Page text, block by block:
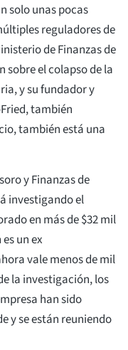
solo unas pocas
reguladores de
de Finanzas de
el colapso de la
y su fundador y
también
también está una
y Finanzas de
investigando el
en más de $32 mil
un ex
vale menos de mil
la investigación, los
han sido
y se están reuniendo